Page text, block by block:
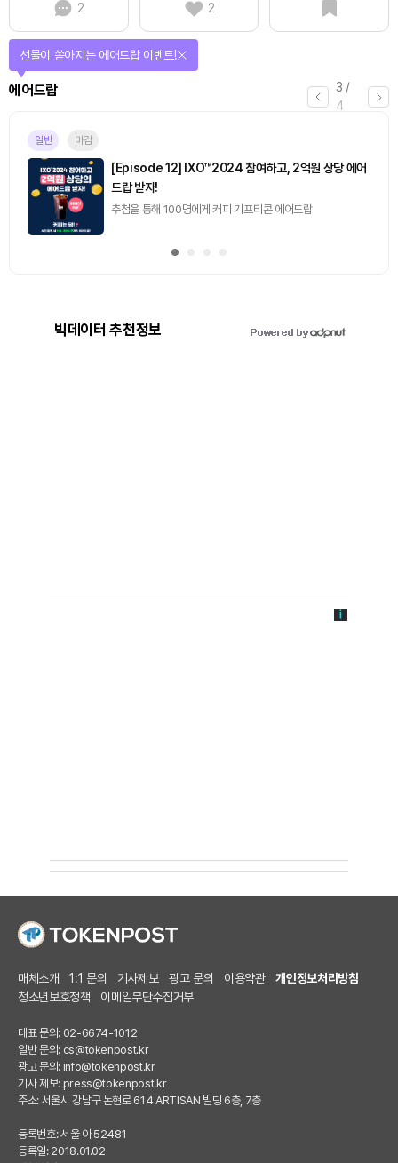
2
2
3 /
4
에어드랍
선물이 쏟아지는 에어드랍 이벤트!
일반 마감
[Episode 12] IXO™2024 참여하고, 2억원 상당 에어
드랍 받자!
추첨을 통해 100명에게 커피 기프티콘 에어드랍
빅데이터 추천정보
매체소개 1:1 문의 기사제보 광고 문의 이용약관
개인정보처리방침
청소년보호정책
이메일무단수집거부
대표 문의: 02-6674-1012
일반 문의: cs@tokenpost.kr
광고 문의: info@tokenpost.kr
기사 제보: press@tokenpost.kr
주소: 서울시 강남구 논현로 614 ARTISAN 빌딩 6층, 7층
등록번호: 서울 아 52481
등록일: 2018.01.02